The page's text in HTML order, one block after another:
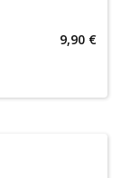
9,90 €